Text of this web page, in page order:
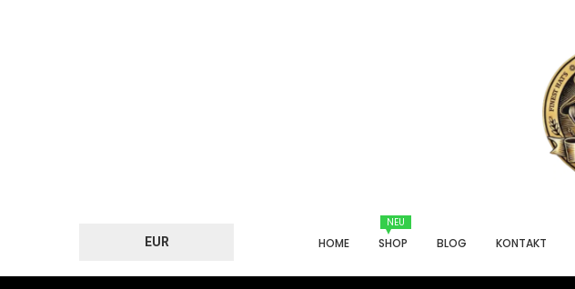
EUR HOME
NEU
SHOP BLOG KONTAKT